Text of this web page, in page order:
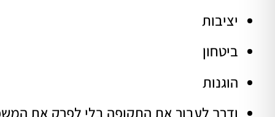
יציבות
ביטחון
הוגנות
ודרך לעבור את התקופה בלי לפרק את